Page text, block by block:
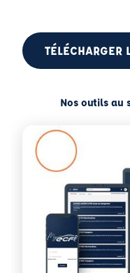
TÉLÉCHARGER
Nos outils au